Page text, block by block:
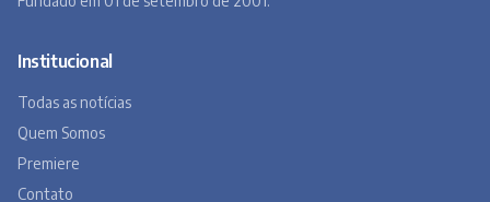
Institucional
Todas as notícias
Quem Somos
Premiere
Contato